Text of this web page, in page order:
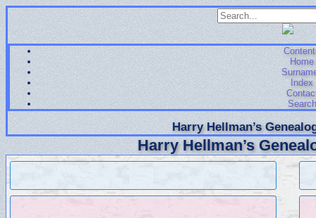
Home
Index
Search
Harry Hellman’s
Harry Hellman’s